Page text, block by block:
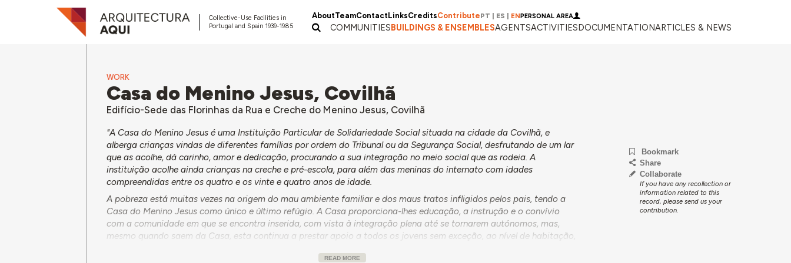
Collective-Use Facilities in
Portugal and Spain 1939-1985
AboutTeamContactLinksCreditsContributePT ES ENPERSONAL AREA
COMMUNITIESBUILDINGS & ENSEMBLESAGENTSACTIVITIESDOCUMENTATIONARTICLES & NEWS
WORK
Casa do Menino Jesus, Covilhã
Edifício-Sede das Florinhas da Rua e Creche do Menino Jesus, Covilhã
"A Casa do Menino Jesus é uma Instituição Particular de Solidariedade Social situada na cidade da Covilhã, e
alberga crianças vindas de diferentes famílias por ordem do Tribunal ou da Segurança Social, desfrutando de um lar
que as acolhe, dá carinho, amor e dedicação, procurando a sua integração no meio social que as rodeia. A
instituição acolhe ainda crianças na creche e pré-escola, para além das meninas do internato com idades
compreendidas entre os quatro e os vinte e quatro anos de idade.
A pobreza está muitas vezes na origem do mau ambiente familiar e dos maus tratos infligidos pelos pais, tendo a
Casa do Menino Jesus como único e último refúgio. A Casa proporciona-lhes educação, a instrução e o convívio
com a comunidade em que se encontra inserida, com vista à integração plena até se tornarem autónomos, mas,
mesmo quando saem da Casa, esta continua a prestar apoio a todos os jovens sem exceção, ao nível de habitação,
READ MORE
Bookmark
Share
Collaborate
If you have any recollection or
information related to this
record, please send us your
contribution.